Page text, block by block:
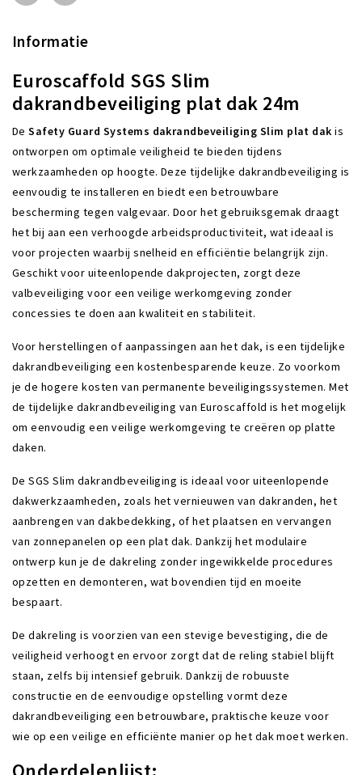
Informatie
Euroscaffold SGS Slim
dakrandbeveiliging plat dak 24m
DeSafety Guard Systems dakrandbeveiliging Slim plat dak is
ontworpen om optimale veiligheid te bieden tijdens
werkzaamheden op hoogte. Deze tijdelijke dakrandbeveiliging is
eenvoudig te installeren en biedt een betrouwbare
bescherming tegen valgevaar. Door het gebruiksgemak draagt
het bij aan een verhoogde arbeidsproductiviteit, wat ideaal is
voor projecten waarbij snelheid en efficiëntie belangrijk zijn.
Geschikt voor uiteenlopende dakprojecten, zorgt deze
valbeveiliging voor een veilige werkomgeving zonder
concessies te doen aan kwaliteit en stabiliteit.
Voor herstellingen of aanpassingen aan het dak, is een tijdelijke
dakrandbeveiliging een kostenbesparende keuze. Zo voorkom
je de hogere kosten van permanente beveiligingssystemen. Met
de tijdelijke dakrandbeveiliging van Euroscaffold is het mogelijk
om eenvoudig een veilige werkomgeving te creëren op platte
daken.
De SGS Slim dakrandbeveiliging is ideaal voor uiteenlopende
dakwerkzaamheden, zoals het vernieuwen van dakranden, het
aanbrengen van dakbedekking, of het plaatsen en vervangen
van zonnepanelen op een plat dak. Dankzij het modulaire
ontwerp kun je de dakreling zonder ingewikkelde procedures
opzetten en demonteren, wat bovendien tijd en moeite
bespaart.
De dakreling is voorzien van een stevige bevestiging, die de
veiligheid verhoogt en ervoor zorgt dat de reling stabiel blijft
staan, zelfs bij intensief gebruik. Dankzij de robuuste
constructie en de eenvoudige opstelling vormt deze
dakrandbeveiliging een betrouwbare, praktische keuze voor
wie op een veilige en efficiënte manier op het dak moet werken.